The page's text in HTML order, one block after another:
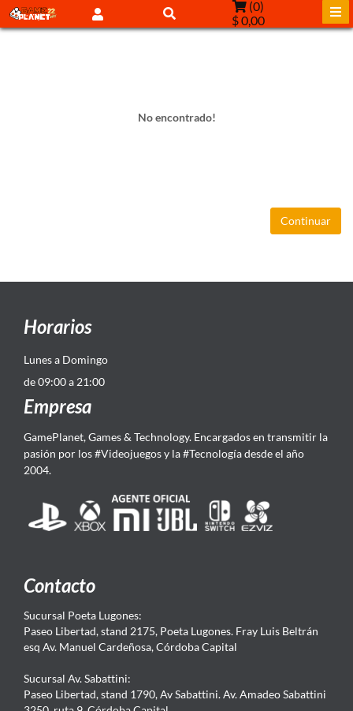
(0)
$ 0,00
No encontrado!
Continuar
Horarios
Lunes a Domingo
de 09:00 a 21:00
Empresa
GamePlanet, Games & Technology. Encargados en transmitir la
pasión por los #Videojuegos y la #Tecnología desde el año
2004.
Contacto
Sucursal Poeta Lugones:
Paseo Libertad, stand 2175, Poeta Lugones. Fray Luis Beltrán
esq Av. Manuel Cardeñosa, Córdoba Capital
Sucursal Av. Sabattini:
Paseo Libertad, stand 1790, Av Sabattini. Av. Amadeo Sabattini